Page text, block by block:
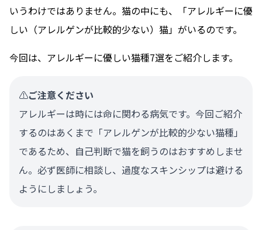
いうわけではありません。猫の中にも、「アレルギーに優
しい（アレルゲンが比較的少ない）猫」がいるのです。
今回は、アレルギーに優しい猫種7選をご紹介します。
⚠️ご注意ください
アレルギーは時には命に関わる病気です。今回ご紹介
するのはあくまで「アレルゲンが比較的少ない猫種」
であるため、自己判断で猫を飼うのはおすすめしませ
ん。必ず医師に相談し、過度なスキンシップは避ける
ようにしましょう。